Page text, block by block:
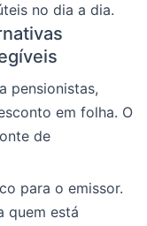
no dia a dia.
pensionistas,
em folha. O
de
para o emissor.
quem está